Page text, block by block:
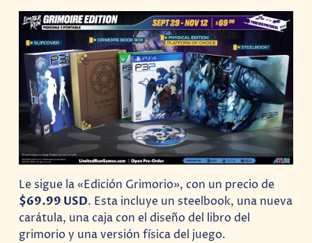
Le sigue la «Edición Grimorio», con un precio de
$69.99 USD. Esta incluye un steelbook, una nueva
carátula, una caja con el diseño del libro del
grimorio y una versión física del juego.